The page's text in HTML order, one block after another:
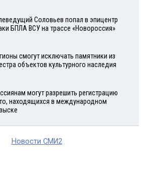
Соловьев попал в эпицентр
БПЛА ВСУ на трассе «Новороссия»
смогут исключать памятники из
объектов культурного наследия
могут разрешить регистрацию
находящихся в международном
Новости СМИ2